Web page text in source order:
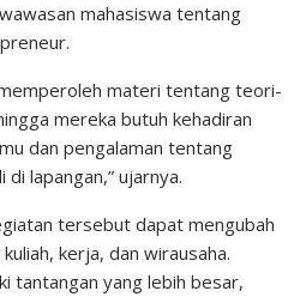
mahasiswa tentang
materi tentang teori-
mereka butuh kehadiran
dan pengalaman tentang
lapangan,” ujarnya.
tersebut dapat mengubah
kerja, dan wirausaha.
tantangan yang lebih besar,